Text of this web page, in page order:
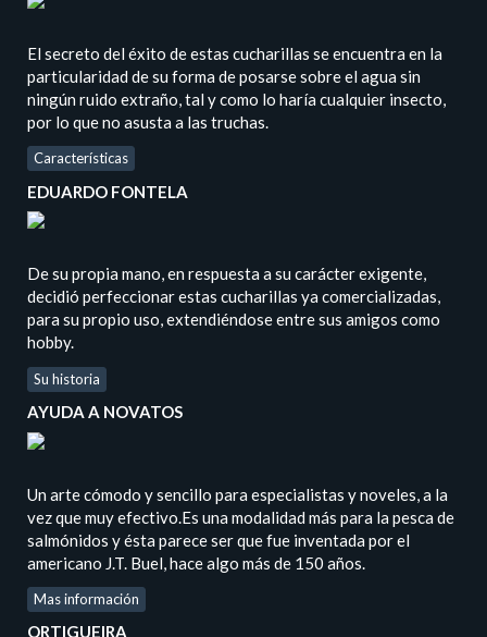
El secreto del éxito de estas cucharillas se encuentra en la
particularidad de su forma de posarse sobre el agua sin
ningún ruido extraño, tal y como lo haría cualquier insecto,
por lo que no asusta a las truchas.
Características
EDUARDO FONTELA
De su propia mano, en respuesta a su carácter exigente,
decidió perfeccionar estas cucharillas ya comercializadas,
para su propio uso, extendiéndose entre sus amigos como
hobby.
Su historia
AYUDA A NOVATOS
Un arte cómodo y sencillo para especialistas y noveles, a la
vez que muy efectivo.Es una modalidad más para la pesca de
salmónidos y ésta parece ser que fue inventada por el
americano J.T. Buel, hace algo más de 150 años.
Mas información
ORTIGUEIRA